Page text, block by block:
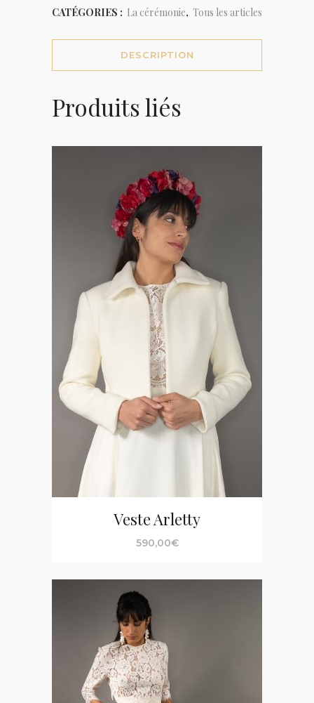
CATÉGORIES : La cérémonie, Tous les articles
DESCRIPTION
Produits liés
Veste Arletty
590,00€